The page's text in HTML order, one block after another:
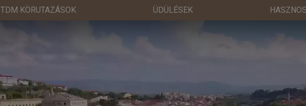
TDM KÖRUTAZÁSOK ÜDÜLÉSEK